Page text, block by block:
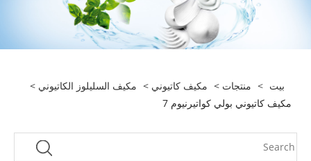
بيت > منتجات > مكيف كاتيوني > مكيف السليلوز الكاتيوني >
مكيف كاتيوني بولي كواتيرنيوم 7